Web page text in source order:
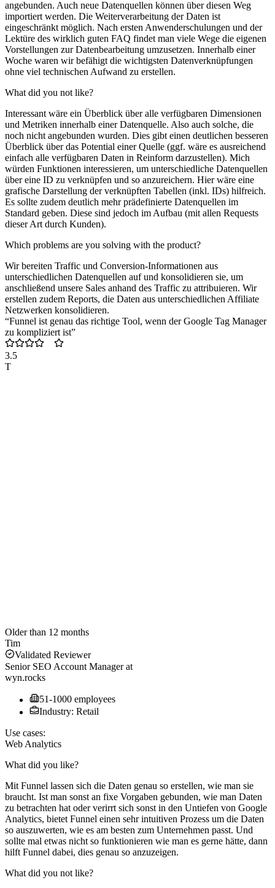
angebunden. Auch neue Datenquellen können über diesen Weg
importiert werden. Die Weiterverarbeitung der Daten ist
eingeschränkt möglich. Nach ersten Anwenderschulungen und der
Lektüre des wirklich guten FAQ findet man viele Wege die eigenen
Vorstellungen zur Datenbearbeitung umzusetzen. Innerhalb einer
Woche waren wir befähigt die wichtigsten Datenverknüpfungen
ohne viel technischen Aufwand zu erstellen.
What did you not like?
Interessant wäre ein Überblick über alle verfügbaren Dimensionen
und Metriken innerhalb einer Datenquelle. Also auch solche, die
noch nicht angebunden wurden. Dies gibt einen deutlichen besseren
Überblick über das Potential einer Quelle (ggf. wäre es ausreichend
einfach alle verfügbaren Daten in Reinform darzustellen). Mich
würden Funktionen interessieren, um unterschiedliche Datenquellen
über eine ID zu verknüpfen und so anzureichern. Hier wäre eine
grafische Darstellung der verknüpften Tabellen (inkl. IDs) hilfreich.
Es sollte zudem deutlich mehr prädefinierte Datenquellen im
Standard geben. Diese sind jedoch im Aufbau (mit allen Requests
dieser Art durch Kunden).
Which problems are you solving with the product?
Wir bereiten Traffic und Conversion-Informationen aus
unterschiedlichen Datenquellen auf und konsolidieren sie, um
anschließend unsere Sales anhand des Traffic zu attribuieren. Wir
erstellen zudem Reports, die Daten aus unterschiedlichen Affiliate
Netzwerken konsolidieren.
“Funnel ist genau das richtige Tool, wenn der Google Tag Manager
zu kompliziert ist”
3.5
T
Older than 12 months
Tim
Validated Reviewer
Senior SEO Account Managerat
wyn.rocks
51-1000 employees
Industry: Retail
Use cases:
Web Analytics
What did you like?
Mit Funnel lassen sich die Daten genau so erstellen, wie man sie
braucht. Ist man sonst an fixe Vorgaben gebunden, wie man Daten
zu betrachten hat oder verirrt sich sonst in den Untiefen von Google
Analytics, bietet Funnel einen sehr intuitiven Prozess um die Daten
so auszuwerten, wie es am besten zum Unternehmen passt. Und
sollte mal etwas nicht so funktionieren wie man es gerne hätte, dann
hilft Funnel dabei, dies genau so anzuzeigen.
What did you not like?